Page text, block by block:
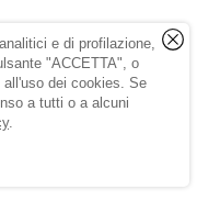
e di profilazione,
"ACCETTA", o
dei cookies. Se
a tutti o a alcuni
.